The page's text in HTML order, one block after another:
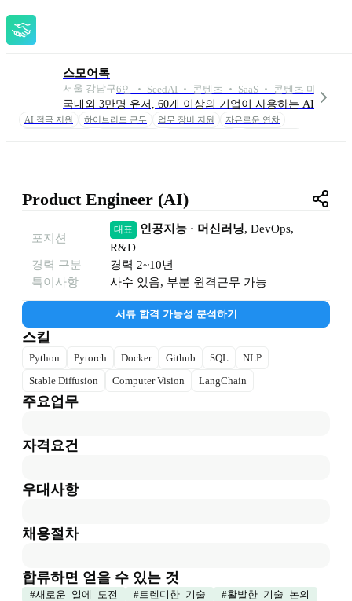
스모어톡
서울 강남구6인 ‧ SeedAI ‧ 콘텐츠 ‧ SaaS ‧ 콘텐츠 마케팅 외
국내외 3만명 유저, 60개 이상의 기업이 사용하는 AI 이미
AI 적극 지원 하이브리드 근무 업무 장비 지원
자유로운 연차
Product Engineer (AI)
포지션
대표 인공지능 · 머신러닝, DevOps
R&D
경력 구분
경력 2~10년
특이사항
사수 있음, 부분 원격근무 가능
서류 합격 가능성 분석하기
스킬
Python Pytorch Docker Github SQL
NLP
Stable Diffusion
Computer Vision LangChain
주요업무
자격요건
우대사항
채용절차
합류하면 얻을 수 있는 것
#새로운_일에_도전 #트렌디한_기술 #활발한_기술_논의